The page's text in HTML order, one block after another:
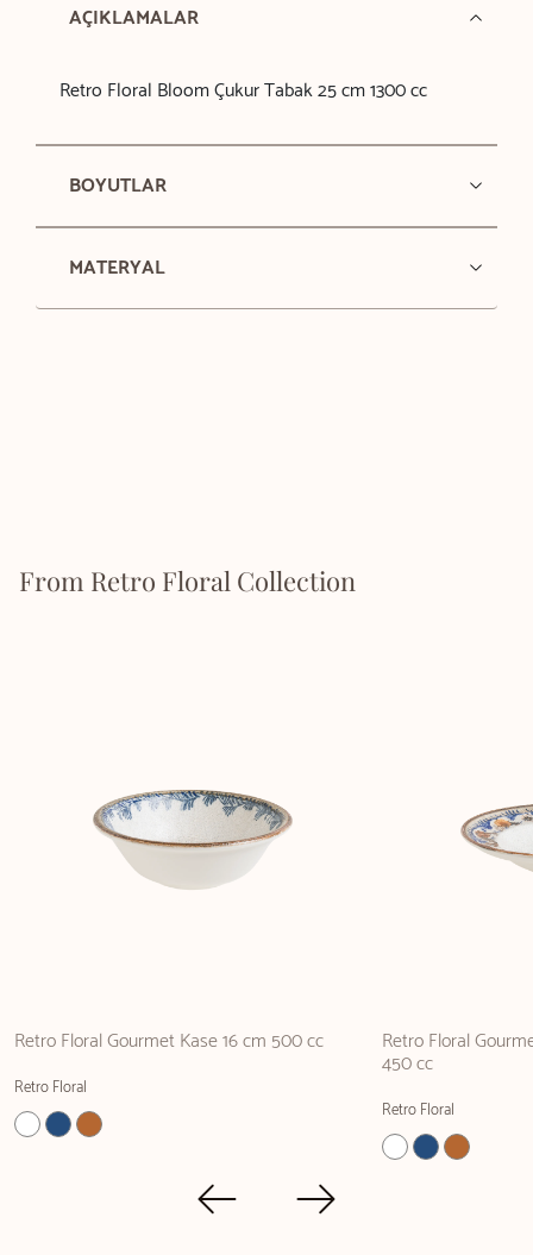
AÇIKLAMALAR
Retro Floral Bloom Çukur Tabak 25 cm 1300 cc
BOYUTLAR
MATERYAL
From Retro Floral Collection
Retro Floral Gourmet Kase 16 cm 500 cc
Retro Floral
Retro Floral
450 cc
Retro Floral